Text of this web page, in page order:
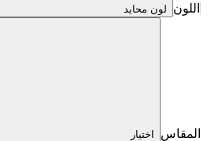
اللون لون محايد
المقاس اختيار